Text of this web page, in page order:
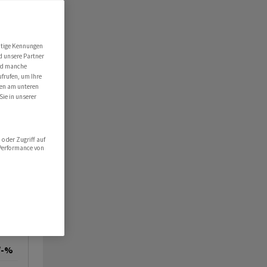
%
Kennungen
unsere Partner
manche
um Ihre
am unteren
in unserer
oder Zugriff auf
von